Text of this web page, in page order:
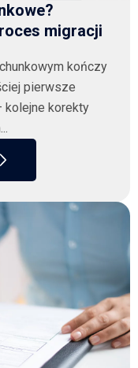
migracji
kończy
pierwsze
kolejne korekty